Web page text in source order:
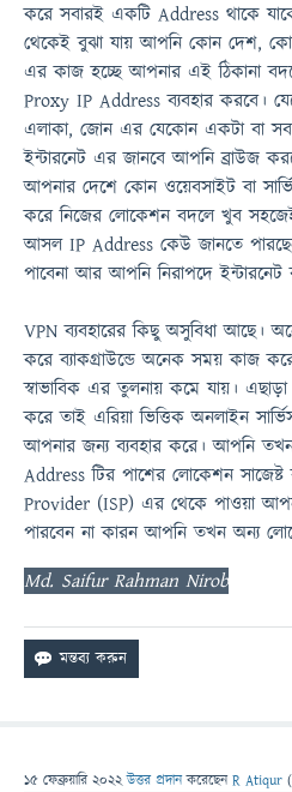
করে সবারই একটি Address থাকে
থেকেই বুঝা যায় আপনি কোন দেশ,
এর কাজ হচ্ছে আপনার এই ঠিকানা
Proxy IP Address ব্যবহার করবে।
এলাকা, জোন এর যেকোন একটা বা
ইন্টারনেট এর জানবে আপনি ব্রাউজ
আপনার দেশে কোন ওয়েবসাইট বা
করে নিজের লোকেশন বদলে খুব সহজেই
আসল IP Address কেউ জানতে
পাবেনা আর আপনি নিরাপদে ইন্টারনেট
VPN ব্যবহারের কিছু অসুবিধা আছে।
করে ব্যাকগ্রাউন্ডে অনেক সময় কাজ
স্বাভাবিক এর তুলনায় কমে যায়।
করে তাই এরিয়া ভিত্তিক অনলাইন
আপনার জন্য ব্যবহার করে। আপনি
Address টির পাশের লোকেশন
Provider (ISP) এর থেকে পাওয়া
পারবেন না কারন আপনি তখন অন্য
Md. Saifur Rahman Nirob
15 ফেব্রুয়ারি 2022 উত্তর প্রদান করেছেনR Atiqur (